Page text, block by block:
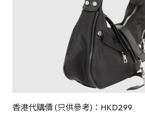
香港代購價 (只供參考)：HKD299